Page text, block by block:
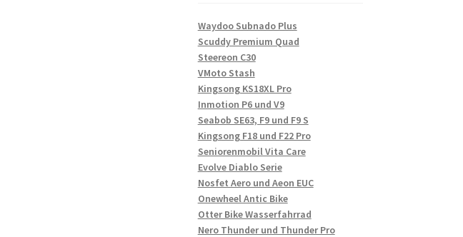
Waydoo Subnado Plus
Scuddy Premium Quad
Steereon C30
VMoto Stash
Kingsong KS18XL Pro
Inmotion P6 und V9
Seabob SE63, F9 und F9 S
Kingsong F18 und F22 Pro
Seniorenmobil Vita Care
Evolve Diablo Serie
Nosfet Aero und Aeon EUC
Onewheel Antic Bike
Otter Bike Wasserfahrrad
Nero Thunder und Thunder Pro